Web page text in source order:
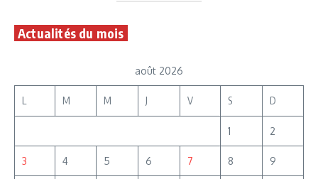
Actualités du mois
août 2026
L M M J V S D
1 2
3 4 5 6 7 8 9